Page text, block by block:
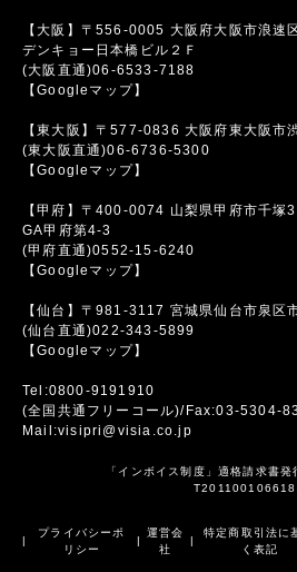
【大阪】〒556-0005 大阪府大阪市浪
デンキョー日本橋ビル２Ｆ
(大阪直通)06-6533-7188
【Googleマップ】
【東大阪】〒577-0836 大阪府東大阪
(東大阪直通)06-6736-5300
【Googleマップ】
【甲府】〒400-0074 山梨県甲府市千
GA甲府第4-3
(甲府直通)0552-15-6240
【Googleマップ】
【仙台】〒981-3117 宮城県仙台市泉
(仙台直通)022-343-5899
【Googleマップ】
Tel:0800-9191910
(全国共通フリーコール)/Fax:03-5304-
Mail:visipri@visia.co.jp
「インボイス制度」適格請求書
|
プライバシーポ
リシー
|
運営会
社
|
特定商取引法に
く表記